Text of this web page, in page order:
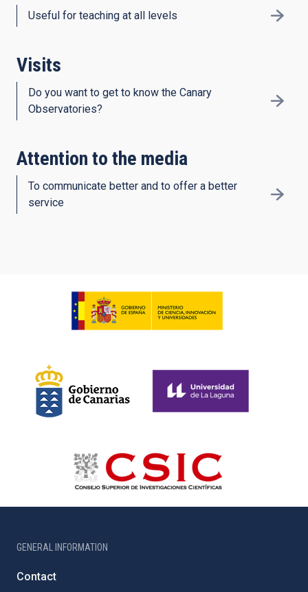
Useful for teaching at all levels
Visits
Do you want to get to know the Canary
Observatories?
Attention to the media
To communicate better and to offer a better
service
GENERAL INFORMATION
Contact